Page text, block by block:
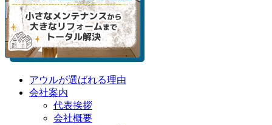
アウルが選ばれる理由
会社案内
代表挨拶
会社概要